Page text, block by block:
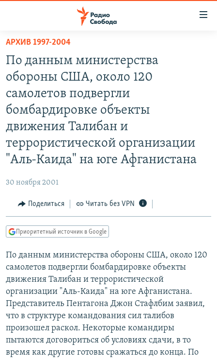
упрощенного
доступа
Вернуться
основному
содержанию
главной
навигации
ПОДКАСТЫ
АВТОРСКИЕ ПРОЕКТЫ
ЦИТАТЫ СВОБОДЫ
МНЕНИЯ
КУЛЬТУРА
IDEL.РЕАЛИИ
СИБИРЬ.РЕАЛИИ
РАСПИСАНИЕ ВЕЩАНИЯ
СОЦИАЛЬНЫЕ СЕТИ
Все сайты РСЕ/РС
АРХИВ 1997-2004
По данным министерства
обороны США, около 120
самолетов подвергли
бомбардировке объекты
движения Талибан и
террористической организации
"Аль-Каида" на юге Афганистана
30 ноября 2001
Поделиться Читать без VPN
Приоритетный источник в Google
По данным министерства обороны США, около 120
самолетов подвергли бомбардировке объекты
движения Талибан и террористической
организации "Аль-Каида" на юге Афганистана.
Представитель Пентагона Джон Стафлбим заявил,
что в структуре командования сил талибов
произошел раскол. Некоторые командиры
пытаются договориться об условиях сдачи, в то
время как другие готовы сражаться до конца. По